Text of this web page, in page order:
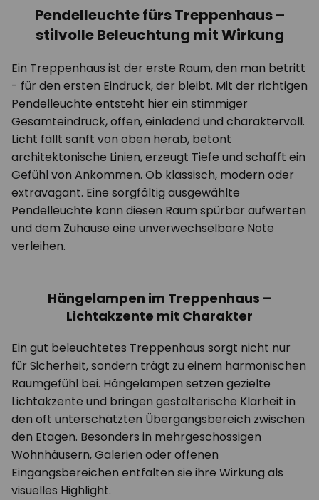
Pendelleuchte fürs Treppenhaus –
stilvolle Beleuchtung mit Wirkung
Ein Treppenhaus ist der erste Raum, den man betritt
- für den ersten Eindruck, der bleibt. Mit der richtigen
Pendelleuchte entsteht hier ein stimmiger
Gesamteindruck, offen, einladend und charaktervoll.
Licht fällt sanft von oben herab, betont
architektonische Linien, erzeugt Tiefe und schafft ein
Gefühl von Ankommen. Ob klassisch, modern oder
extravagant. Eine sorgfältig ausgewählte
Pendelleuchte kann diesen Raum spürbar aufwerten
und dem Zuhause eine unverwechselbare Note
verleihen.
Hängelampen im Treppenhaus –
Lichtakzente mit Charakter
Ein gut beleuchtetes Treppenhaus sorgt nicht nur
für Sicherheit, sondern trägt zu einem harmonischen
Raumgefühl bei. Hängelampen setzen gezielte
Lichtakzente und bringen gestalterische Klarheit in
den oft unterschätzten Übergangsbereich zwischen
den Etagen. Besonders in mehrgeschossigen
Wohnhäusern, Galerien oder offenen
Eingangsbereichen entfalten sie ihre Wirkung als
visuelles Highlight.